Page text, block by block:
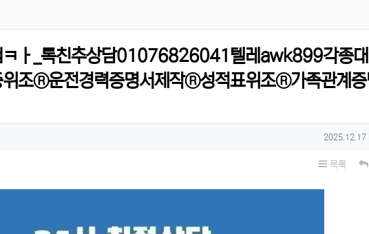
ㅋㅏ_톡친추상담01076826041텔레awk899각종
조®운전경력증명서제작®성적표위조®가족관계증
작성일
2025.12.17
목록